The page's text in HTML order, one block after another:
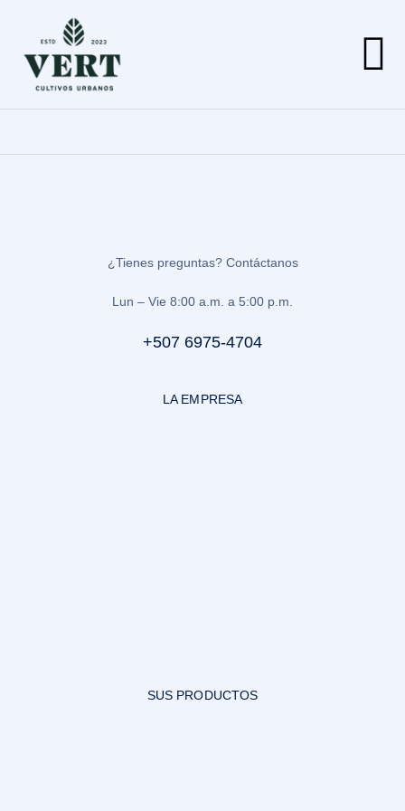
¿Tienes preguntas? Contáctanos
Lun – Vie 8:00 a.m. a 5:00 p.m.
+507 6975-4704
LA EMPRESA
SUS PRODUCTOS